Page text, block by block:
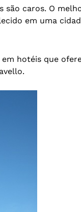
são caros. O
em uma
hotéis que